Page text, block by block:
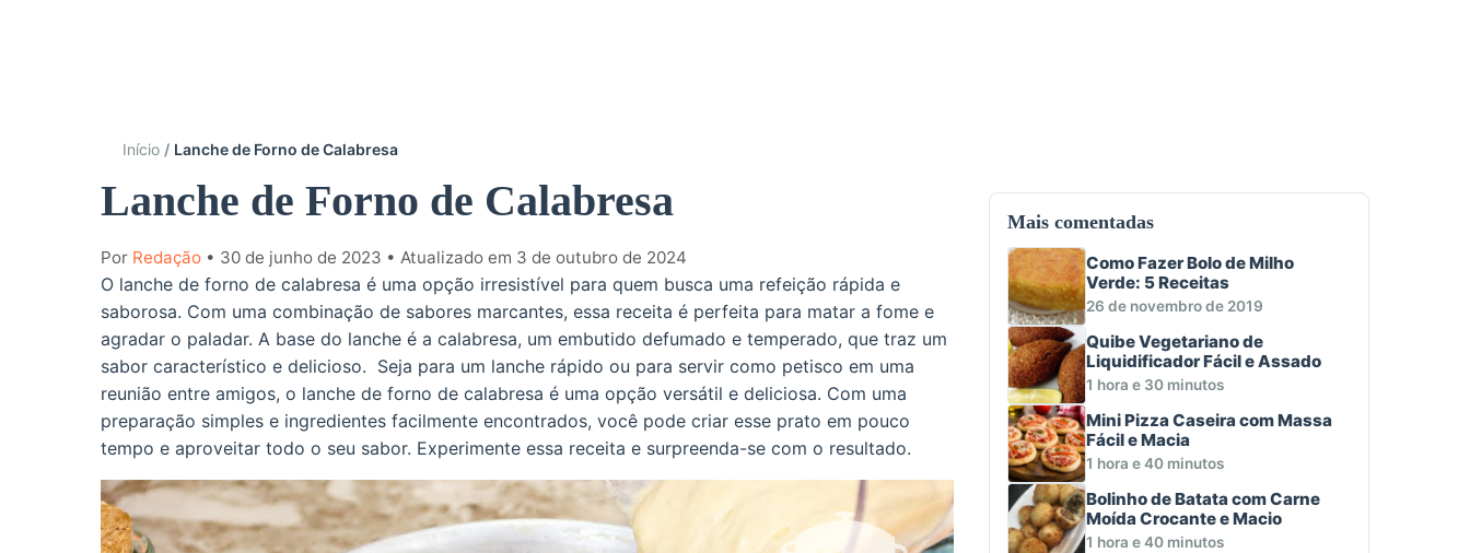
Início Lanche de Forno de Calabresa
Lanche de Forno de Calabresa
Por Redação • 30 de junho de 2023 • Atualizado em 3 de outubro de 2024
O lanche de forno de calabresa é uma opção irresistível para quem busca uma refeição rápida e
saborosa. Com uma combinação de sabores marcantes, essa receita é perfeita para matar a fome e
agradar o paladar. A base do lanche é a calabresa, um embutido defumado e temperado, que traz um
sabor característico e delicioso. Seja para um lanche rápido ou para servir como petisco em uma
reunião entre amigos, o lanche de forno de calabresa é uma opção versátil e deliciosa. Com uma
preparação simples e ingredientes facilmente encontrados, você pode criar esse prato em pouco
tempo e aproveitar todo o seu sabor. Experimente essa receita e surpreenda-se com o resultado.
Mais comentadas
Como Fazer Bolo de Milho
Verde: 5 Receitas
26 de novembro de 2019
Quibe Vegetariano de
Liquidificador Fácil e Assado
1 hora e 30 minutos
Mini Pizza Caseira com Massa
Fácil e Macia
1 hora e 40 minutos
Bolinho de Batata com Carne
Moída Crocante e Macio
1 hora e 40 minutos